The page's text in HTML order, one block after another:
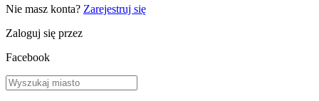
Nie masz konta? Zarejestruj się
Zaloguj się przez
Facebook